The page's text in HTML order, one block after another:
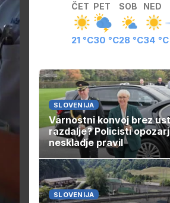
ČET
21 °C
PET
30 °C
SOB
28 °C
NED
34 °C
SLOVENIJA
Varnostni konvoj brez
razdalje? Policisti
neskladje pravil
SLOVENIJA